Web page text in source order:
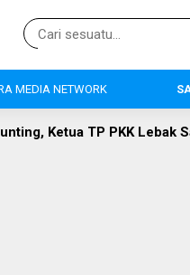
MEDIA NETWORK
Lebak Sambangi Anak